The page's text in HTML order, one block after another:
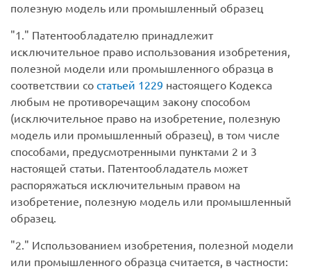
полезную модель или промышленный образец
1.
Патентообладателю принадлежит
исключительное право использования изобретения,
полезной модели или промышленного образца в
соответствии со статьей 1229 настоящего Кодекса
любым не противоречащим закону способом
(исключительное право на изобретение, полезную
модель или промышленный образец), в том числе
способами, предусмотренными пунктами 2 и 3
настоящей статьи. Патентообладатель может
распоряжаться исключительным правом на
изобретение, полезную модель или промышленный
образец.
2.
Использованием изобретения, полезной модели
или промышленного образца считается, в частности: